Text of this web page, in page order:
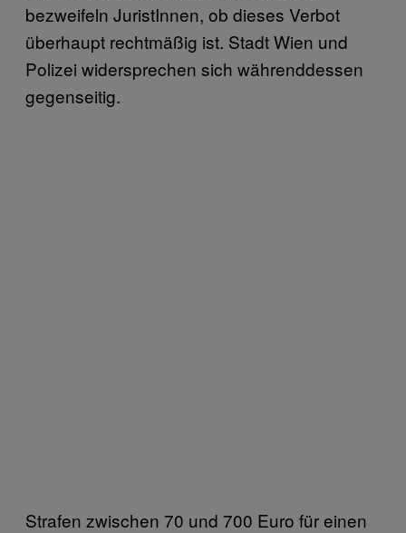
bezweifeln JuristInnen, ob dieses Verbot
überhaupt rechtmäßig ist. Stadt Wien und
Polizei widersprechen sich währenddessen
gegenseitig.
Strafen zwischen 70 und 700 Euro für einen